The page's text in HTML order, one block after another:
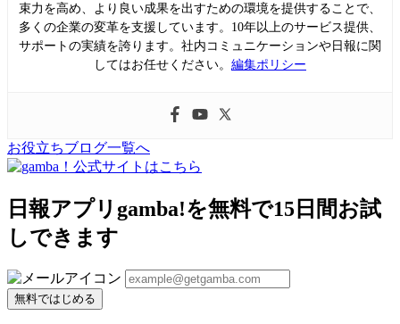
束力を高め、より良い成果を出すための環境を提供することで、
多くの企業の変革を支援しています。10年以上のサービス提供、
サポートの実績を誇ります。社内コミュニケーションや日報に関
してはお任せください。 編集ポリシー
お役立ちブログ一覧へ
日報アプリgamba!を無料で15日間お試
しできます
無料ではじめる